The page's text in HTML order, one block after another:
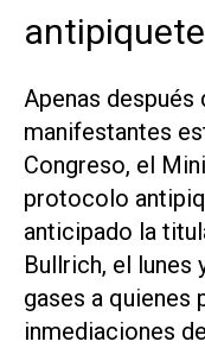
Apenas después
manifestantes
Congreso, el
protocolo
anticipado la
Bullrich, el lunes
gases a quienes
inmediaciones